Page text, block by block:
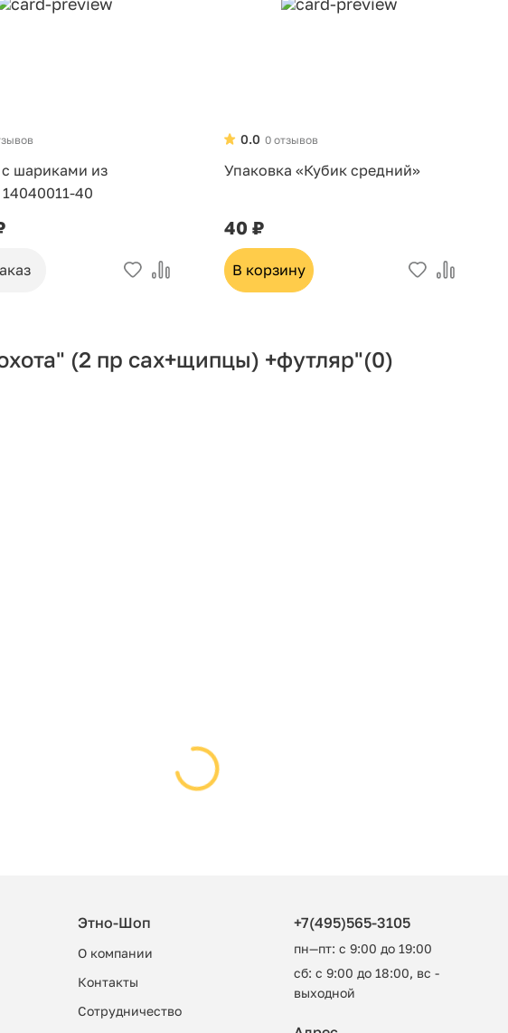
с шариками из
40
0 отзывов
0.0
Упаковка «Кубик средний»
40 ₽
В корзину
(2 пр сах+щипцы) +футляр"(0)
Этно-Шоп
О компании
Контакты
Сотрудничество
+7(495)565-3105
пн—пт: с 9:00 до 19:00
сб: с 9:00 до 18:00, вс -
выходной